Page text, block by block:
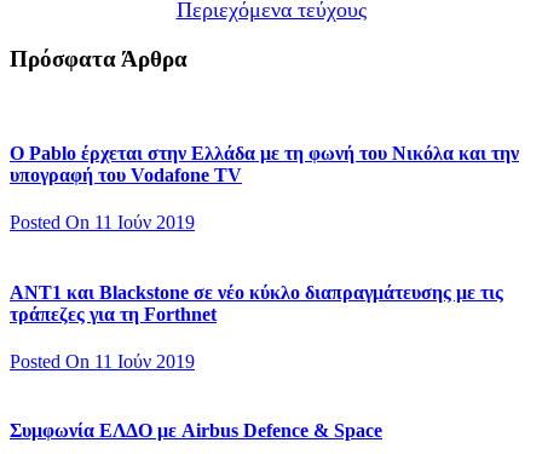
Περιεχόμενα τεύχους
Πρόσφατα Άρθρα
Ο Pablo έρχεται στην Ελλάδα με τη φωνή του Νικόλα και την
υπογραφή του Vodafone TV
Posted On 11 Ιούν 2019
ΑΝΤ1 και Blackstone σε νέο κύκλο διαπραγμάτευσης με τις
τράπεζες για τη Forthnet
Posted On 11 Ιούν 2019
Συμφωνία ΕΛΔΟ με Airbus Defence & Space